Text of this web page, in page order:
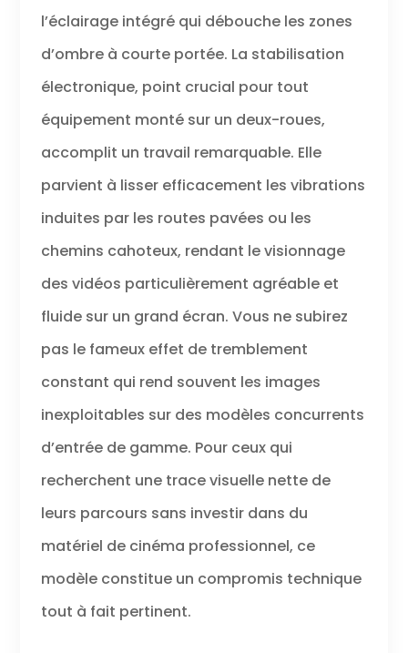
l’éclairage intégré qui débouche les zones
d’ombre à courte portée. La stabilisation
électronique, point crucial pour tout
équipement monté sur un deux-roues,
accomplit un travail remarquable. Elle
parvient à lisser efficacement les vibrations
induites par les routes pavées ou les
chemins cahoteux, rendant le visionnage
des vidéos particulièrement agréable et
fluide sur un grand écran. Vous ne subirez
pas le fameux effet de tremblement
constant qui rend souvent les images
inexploitables sur des modèles concurrents
d’entrée de gamme. Pour ceux qui
recherchent une trace visuelle nette de
leurs parcours sans investir dans du
matériel de cinéma professionnel, ce
modèle constitue un compromis technique
tout à fait pertinent.